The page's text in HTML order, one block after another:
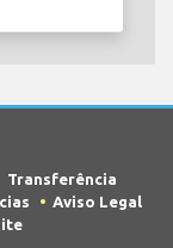
Transferência
Aviso Legal